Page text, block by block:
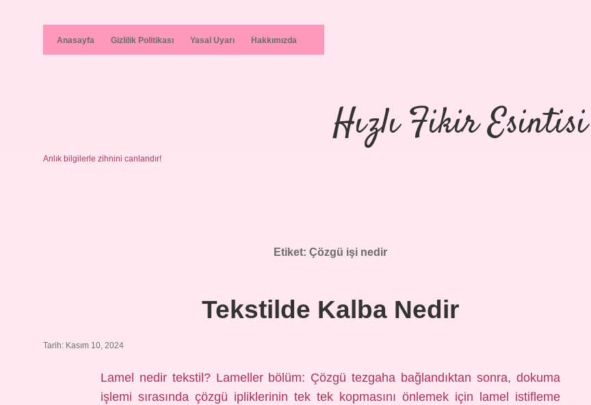
Anasayfa Gizlilik Politikası Yasal Uyarı Hakkımızda
Hızlı Fikir Esintisi
Anlık bilgilerle zihnini canlandır!
Etiket: Çözgü işi nedir
Tekstilde Kalba Nedir
Tarih: Kasım 10, 2024
Lamel nedir tekstil? Lameller bölüm: Çözgü tezgaha bağlandıktan sonra, dokuma
işlemi sırasında çözgü ipliklerinin tek tek kopmasını önlemek için lamel istifleme